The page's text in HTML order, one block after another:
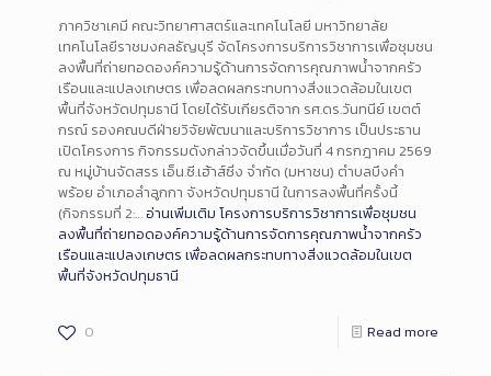
ภาควิชาเคมี คณะวิทยาศาสตร์และเทคโนโลยี มหาวิทยาลัย
เทคโนโลยีราชมงคลธัญบุรี จัดโครงการบริการวิชาการเพื่อชุมชน
ลงพื้นที่ถ่ายทอดองค์ความรู้ด้านการจัดการคุณภาพน้ำจากครัว
เรือนและแปลงเกษตร เพื่อลดผลกระทบทางสิ่งแวดล้อมในเขต
พื้นที่จังหวัดปทุมธานี โดยได้รับเกียรติจาก รศ.ดร.วันทนีย์ เขตต์
กรณ์ รองคณบดีฝ่ายวิจัยพัฒนาและบริการวิชาการ เป็นประธาน
เปิดโครงการ กิจกรรมดังกล่าวจัดขึ้นเมื่อวันที่ 4 กรกฎาคม 2569
ณ หมู่บ้านจัดสรร เอ็น.ซี.เฮ้าส์ซิ่ง จำกัด (มหาชน) ตำบลบึงคำ
พร้อย อำเภอลำลูกกา จังหวัดปทุมธานี ในการลงพื้นที่ครั้งนี้
(กิจกรรมที่ 2:…อ่านเพิ่มเติม โครงการบริการวิชาการเพื่อชุมชน
ลงพื้นที่ถ่ายทอดองค์ความรู้ด้านการจัดการคุณภาพน้ำจากครัว
เรือนและแปลงเกษตร เพื่อลดผลกระทบทางสิ่งแวดล้อมในเขต
พื้นที่จังหวัดปทุมธานี
0 Read more